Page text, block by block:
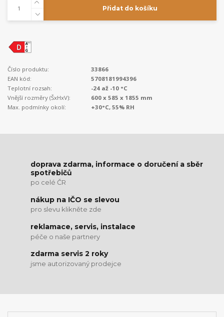
Přidat do košíku
Číslo produktu:
33866
EAN kód:
5708181994396
Teplotní rozsah:
-24 až -10 °C
Vnější rozměry (ŠxHxV):
600 x 585 x 1855 mm
Max. podmínky okolí:
+30°C, 55% RH
doprava zdarma, informace o doručení a sběr
spotřebičů
po celé ČR
nákup na IČO se slevou
pro slevu klikněte zde
reklamace, servis, instalace
péče o naše partnery
zdarma servis 2 roky
jsme autorizovaný prodejce